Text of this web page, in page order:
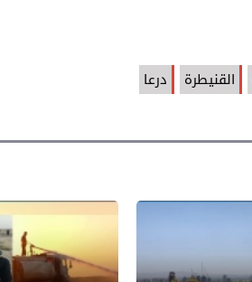
القنيطرة درعا